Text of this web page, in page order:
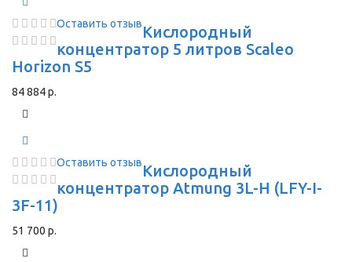
Оставить отзывКислородный
концентратор 5 литров Scaleo
Horizon S5
84 884 р.
Оставить отзывКислородный
концентратор Atmung 3L-H (LFY-I-
3F-11)
51 700 р.